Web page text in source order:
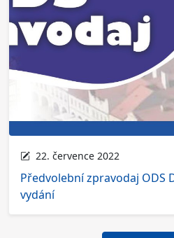
22. července 2022
Předvolební zpravodaj ODS
vydání